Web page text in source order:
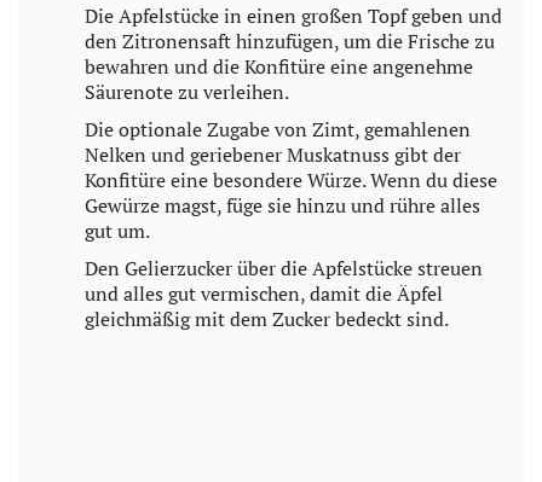
Die Apfelstücke in einen großen Topf geben und
den Zitronensaft hinzufügen, um die Frische zu
bewahren und die Konfitüre eine angenehme
Säurenote zu verleihen.
Die optionale Zugabe von Zimt, gemahlenen
Nelken und geriebener Muskatnuss gibt der
Konfitüre eine besondere Würze. Wenn du diese
Gewürze magst, füge sie hinzu und rühre alles
gut um.
Den Gelierzucker über die Apfelstücke streuen
und alles gut vermischen, damit die Äpfel
gleichmäßig mit dem Zucker bedeckt sind.